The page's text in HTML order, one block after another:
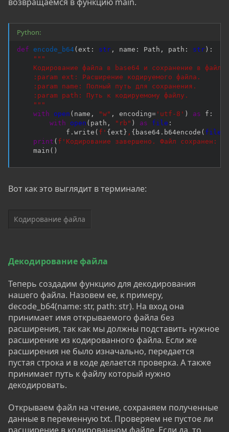
Python:
def encode_b64( ext : str , name : Path , path : str ) :
"""
    Кодирование файла в base64 и сохранение в файл.
    :param ext: Расширение кодируемого файла.
    :param name: Полный путь для сохранения.
    :param path: Путь к кодируемому файлу.
    """
with
open ( name , "w" , encoding= 'utf-8' ) as f :
with
open ( path , "rb" ) as file :
            f
. write ( f' { ext } , { base64 . b64encode ( file
print ( f'Кодирование завершено. Файл сохранен:
    main
( )
Вот как это выглядит в терминале:
Кодирование файла
Декодирование файла
Теперь создадим функцию для декодирования
нашего файла. Назовем ее, к примеру,
decode_b64(name: str, path: str). На вход она
принимает имя открываемого файла без
расширения, так как мы должны подставить нужное
расширение из кодированного файла. Если же
расширения не было изначально, передается
пустая строка и в коде делается проверка. А также
принимает путь к файлу который нужно
декодировать.
Открываем файл на чтение, сохраняем полученные
данные в переменную txt. Проверяем не пустое ли